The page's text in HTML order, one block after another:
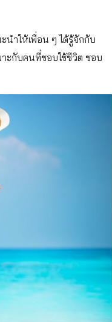
นำให้เพื่อน ๆ ได้รู้จักกับ
าะกับคนที่ชอบใช้ชีวิต ชอบ